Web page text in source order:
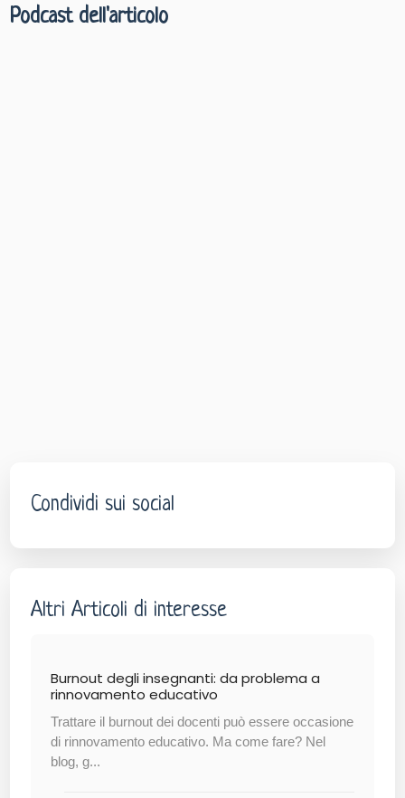
Podcast dell'articolo
Condividi sui social
Altri Articoli di interesse
Burnout degli insegnanti: da problema a
rinnovamento educativo
Trattare il burnout dei docenti può essere occasione
di rinnovamento educativo. Ma come fare? Nel
blog, g...